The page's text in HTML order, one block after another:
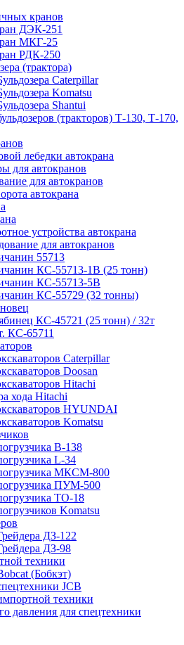
кранов
ДЭК-251
МКГ-25
РДК-250
(трактора)
Caterpillar
Komatsu
Shantui
(тракторов) Т-130, Т-170,
лебедки автокрана
для автокранов
для автокранов
автокрана
устройства автокрана
для автокранов
55713
КС-55713-1В (25 тонн)
КС-55713-5В
КС-55729 (32 тонны)
КС-45721 (25 тонн) / 32т
КС-65711
Caterpillar
Doosan
Hitachi
хода Hitachi
HYUNDAI
Komatsu
B-138
L-34
МКСМ-800
ПУМ-500
ТО-18
Komatsu
ДЗ-122
ДЗ-98
техники
(Бобкэт)
JCB
техники
давления для спецтехники